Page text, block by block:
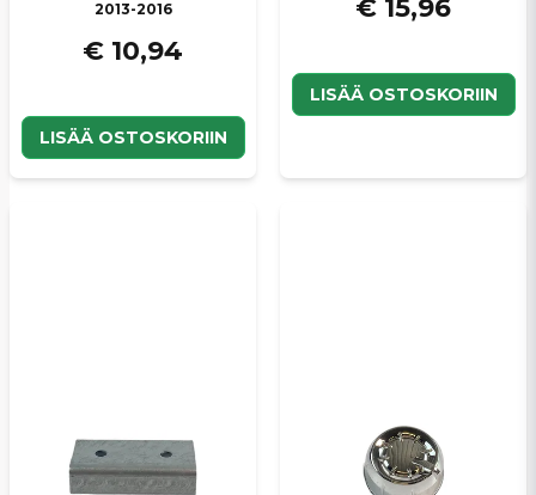
2013-2016
€ 10,94
LISÄÄ OSTOSKORIIN
€ 15,96
LISÄÄ OSTOSKORIIN